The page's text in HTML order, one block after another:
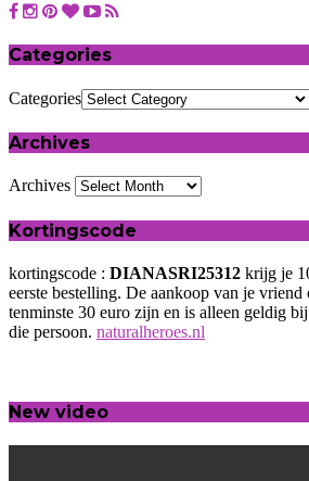
Categories
Categories
Archives
Archives
Kortingscode
kortingscode : DIANASRI25312 krijg je
eerste bestelling. De aankoop van je
tenminste 30 euro zijn en is alleen geldig
die persoon. naturalheroes.nl
New video